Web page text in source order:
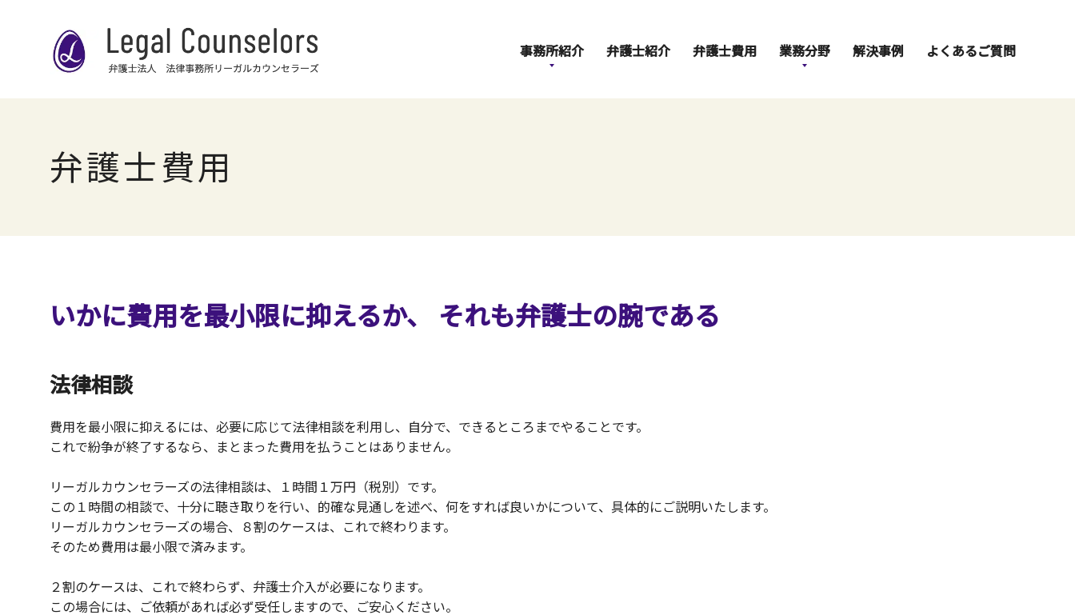
事務所紹介 弁護士紹介 弁護士費用 業務分野 解決事例 よくあるご質問
弁護士費用
いかに費用を最小限に抑えるか、 それも弁護士の腕である
法律相談
費用を最小限に抑えるには、必要に応じて法律相談を利用し、自分で、できるところまでやることです。
これで紛争が終了するなら、まとまった費用を払うことはありません。
リーガルカウンセラーズの法律相談は、１時間１万円（税別）です。
この１時間の相談で、十分に聴き取りを行い、的確な見通しを述べ、何をすれば良いかについて、具体的にご説明いたします。
リーガルカウンセラーズの場合、８割のケースは、これで終わります。
そのため費用は最小限で済みます。
２割のケースは、これで終わらず、弁護士介入が必要になります。
この場合には、ご依頼があれば必ず受任しますので、ご安心ください。